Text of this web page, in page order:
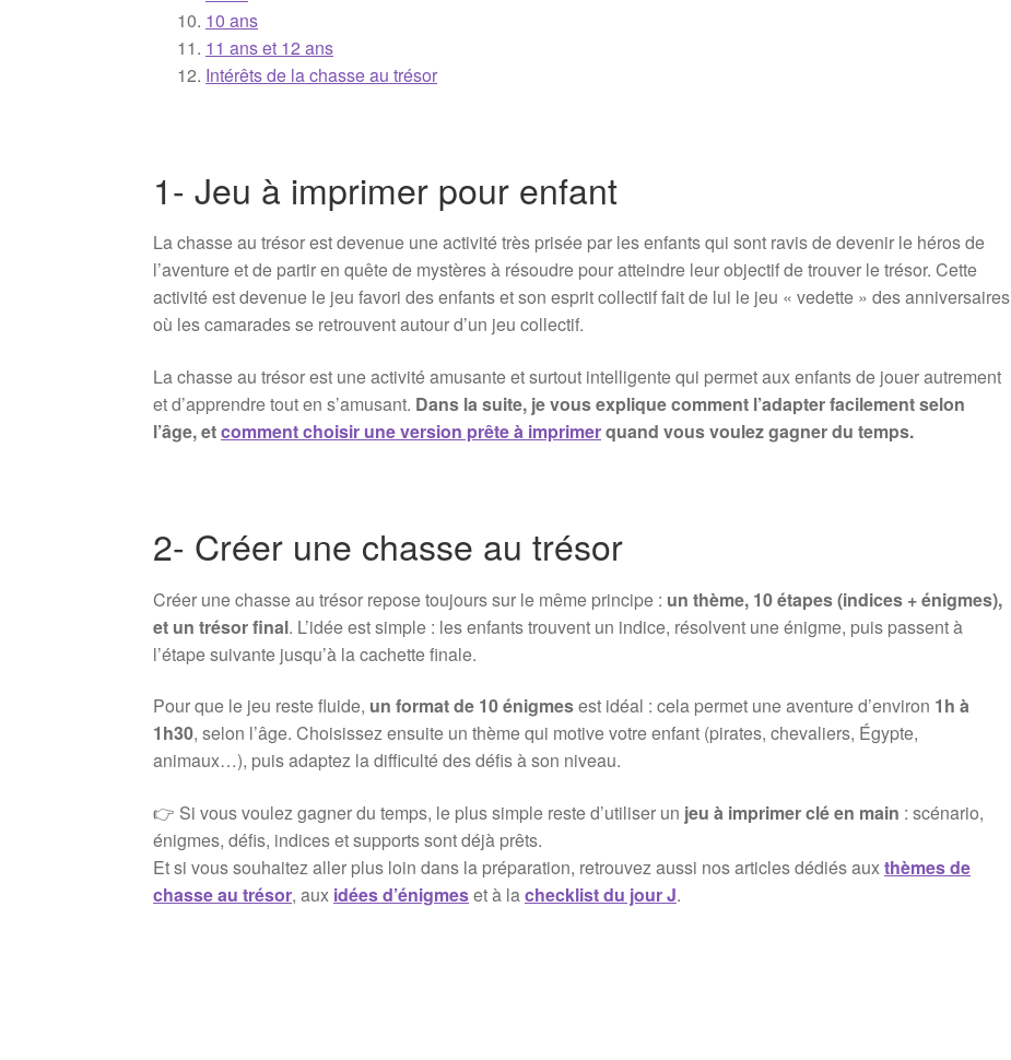
10 ans
11 ans et 12 ans
Intérêts de la chasse au trésor
1- Jeu à imprimer pour enfant
La chasse au trésor est devenue une activité très prisée par les enfants qui sont ravis de devenir le héros de
l’aventure et de partir en quête de mystères à résoudre pour atteindre leur objectif de trouver le trésor. Cette
activité est devenue le jeu favori des enfants et son esprit collectif fait de lui le jeu « vedette » des anniversaires
où les camarades se retrouvent autour d’un jeu collectif.
La chasse au trésor est une activité amusante et surtout intelligente qui permet aux enfants de jouer autrement
et d’apprendre tout en s’amusant. Dans la suite, je vous explique comment l’adapter facilement selon
l’âge, etcomment choisir une version prête à imprimerquand vous voulez gagner du temps.
2- Créer une chasse au trésor
Créer une chasse au trésor repose toujours sur le même principe : un thème, 10 étapes (indices + énigmes),
et un trésor final. L’idée est simple : les enfants trouvent un indice, résolvent une énigme, puis passent à
l’étape suivante jusqu’à la cachette finale.
Pour que le jeu reste fluide, un format de 10 énigmesest idéal : cela permet une aventure d’environ 1h à
1h30, selon l’âge. Choisissez ensuite un thème qui motive votre enfant (pirates, chevaliers, Égypte,
animaux…), puis adaptez la difficulté des défis à son niveau.
👉 Si vous voulez gagner du temps, le plus simple reste d’utiliser un jeu à imprimer clé en main : scénario,
énigmes, défis, indices et supports sont déjà prêts.
Et si vous souhaitez aller plus loin dans la préparation, retrouvez aussi nos articles dédiés auxthèmes de
chasse au trésor, aux idées d’énigmeset à lachecklist du jour J.